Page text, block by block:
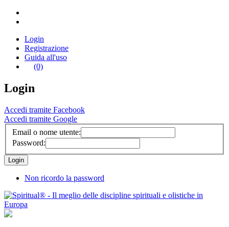
Login
Registrazione
Guida all'uso
(0)
Login
Accedi tramite Facebook
Accedi tramite Google
Email o nome utente:
Password:
Non ricordo la password